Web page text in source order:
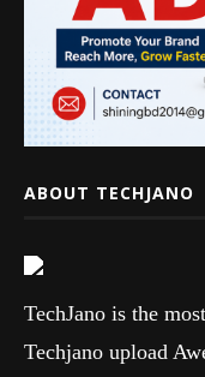
ABOUT TECHJANO
TechJano is the
Techjano upload